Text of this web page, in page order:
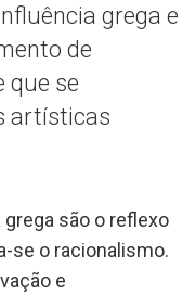
grega e
de
que se
artísticas
são o reflexo
se o racionalismo.
e